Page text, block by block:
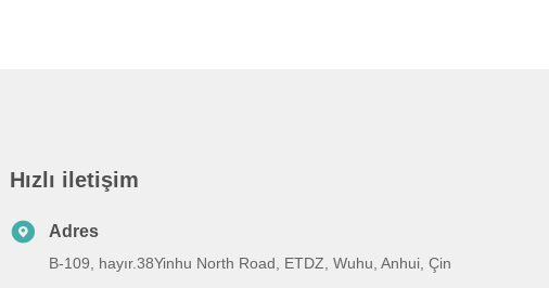
Hızlı iletişim
Adres
B-109, hayır.38Yinhu North Road, ETDZ, Wuhu, Anhui, Çin